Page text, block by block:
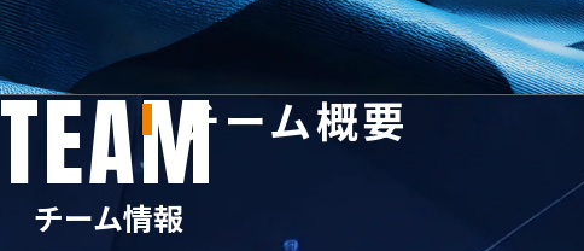
TEAM
チーム情報
チーム概要